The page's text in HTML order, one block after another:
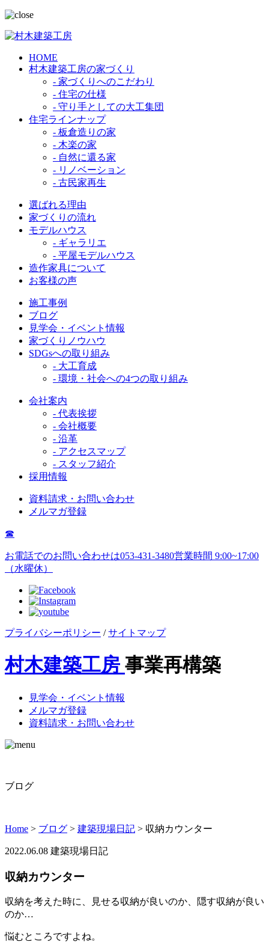
HOME
村木建築工房の家づくり
- 家づくりへのこだわり
- 住宅の仕様
- 守り手としての大工集団
住宅ラインナップ
- 板倉造りの家
- 木楽の家
- 自然に還る家
- リノベーション
- 古民家再生
選ばれる理由
家づくりの流れ
モデルハウス
- ギャラリエ
- 平屋モデルハウス
造作家具について
お客様の声
施工事例
ブログ
見学会・イベント情報
家づくりノウハウ
SDGsへの取り組み
- 大工育成
- 環境・社会への4つの取り組み
会社案内
- 代表挨拶
- 会社概要
- 沿革
- アクセスマップ
- スタッフ紹介
採用情報
資料請求・お問い合わせ
メルマガ登録
☎
お電話でのお問い合わせは053-431-3480営業時間 9:00~17:00
（水曜休）
プライバシーポリシー /サイトマップ
村木建築工房 事業再構築
見学会・イベント情報
メルマガ登録
資料請求・お問い合わせ
ブログ
Home > ブログ > 建築現場日記 > 収納カウンター
2022.06.08 建築現場日記
収納カウンター
収納を考えた時に、見せる収納が良いのか、隠す収納が良い
のか…
悩むところですよね。